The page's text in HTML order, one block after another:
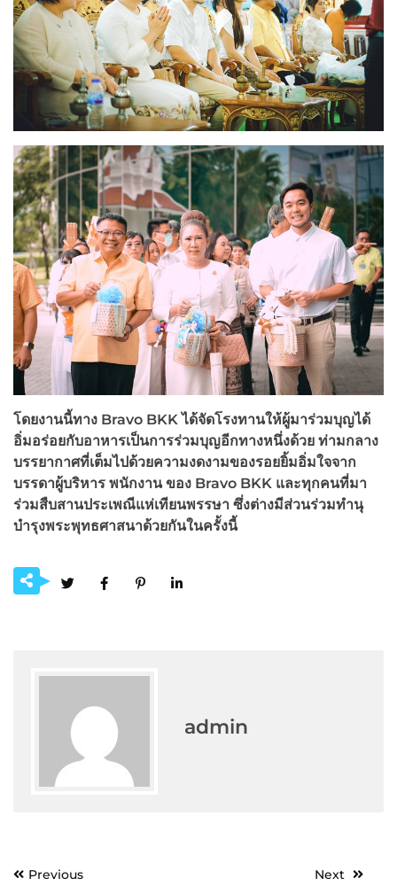
โดยงานนี้ทาง Bravo BKKได้จัดโรงทานให้ผู้มาร่วมบุญได้
อิ่มอร่อยกับอาหารเป็นการร่วมบุญอีกทางหนึ่งด้วย ท่ามกลาง
บรรยากาศที่เต็มไปด้วยความงดงามของรอยยิ้มอิ่มใจจาก
บรรดาผู้บริหาร พนักงาน ของ Bravo BKK และทุกคนที่มา
ร่วมสืบสานประเพณีแห่เทียนพรรษา ซึ่งต่างมีส่วนร่วมทำนุ
บำรุงพระพุทธศาสนาด้วยกันในครั้งนี้
admin
PostPrevious Next